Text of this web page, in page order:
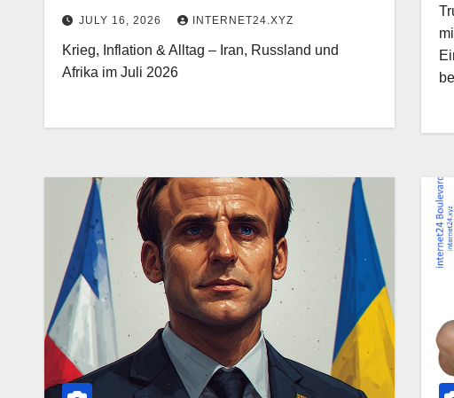
JULY 16, 2026 INTERNET24.XYZ
Krieg, Inflation & Alltag – Iran, Russland und
Afrika im Juli 2026